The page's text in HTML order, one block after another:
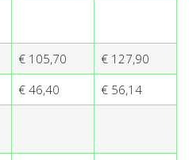
€ 105,70
€ 127,90
€ 46,40
€ 56,14